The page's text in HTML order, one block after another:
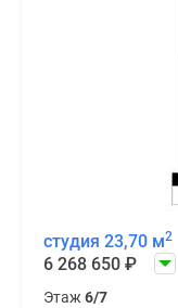
студия 23,70 м2
6 268 650 ₽
Этаж 6/7